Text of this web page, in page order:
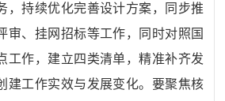
，持续优化完善设计方案，同步推
审、挂网招标等工作，同时对照国
工作，建立四类清单，精准补齐发
建工作实效与发展变化。要聚焦核